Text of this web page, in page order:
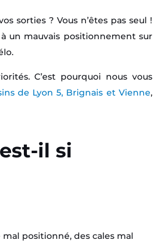
sorties ? Vous n’êtes pas seul !
un mauvais positionnement sur
C’est pourquoi nous vous
de Lyon 5, Brignais et Vienne,
il si
positionné, des cales mal